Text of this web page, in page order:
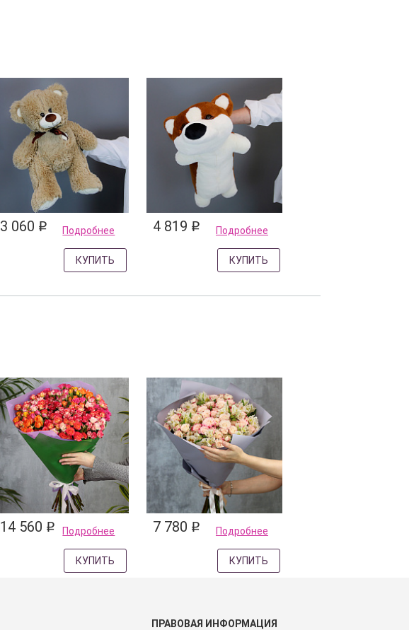
3 060 q Подробнее
КУПИТЬ
4 819 q Подробнее
КУПИТЬ
14 560 q Подробнее
КУПИТЬ
7 780 q Подробнее
КУПИТЬ
ПРАВОВАЯ ИНФОРМАЦИЯ